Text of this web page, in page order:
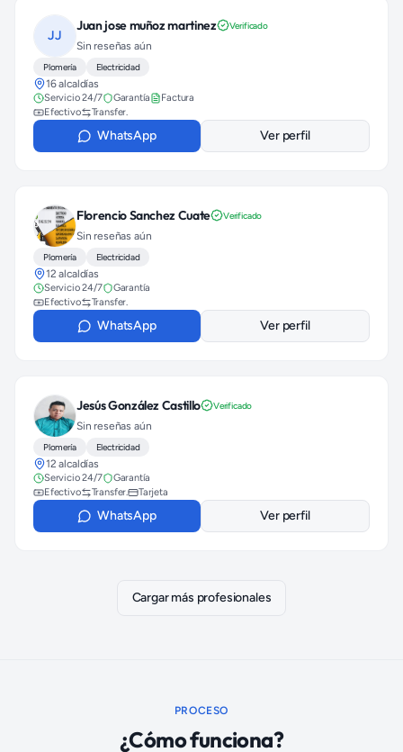
JJ
Juan jose muñoz martinez Verificado
Sin reseñas aún
Plomería Electricidad
16 alcaldías
Servicio 24/7 Garantía
Factura
Efectivo
Transfer.
WhatsApp Ver perfil
Florencio Sanchez Cuate Verificado
Sin reseñas aún
Plomería Electricidad
12 alcaldías
Servicio 24/7
Garantía
Efectivo
Transfer.
WhatsApp Ver perfil
Jesús González Castillo Verificado
Sin reseñas aún
Plomería Electricidad
12 alcaldías
Servicio 24/7
Garantía
Efectivo
Transfer. Tarjeta
WhatsApp Ver perfil
Cargar más profesionales
PROCESO
¿Cómo funciona?